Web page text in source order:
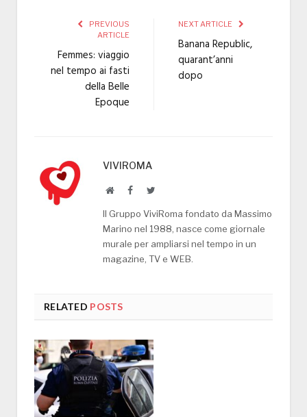
PREVIOUS
ARTICLE
Femmes: viaggio
nel tempo ai fasti
della Belle
Epoque
NEXT ARTICLE
Banana Republic,
quarant’anni
dopo
VIVIROMA
WebsiteFacebookTwitter
Il Gruppo ViviRoma fondato da Massimo
Marino nel 1988, nasce come giornale
murale per ampliarsi nel tempo in un
magazine, TV e WEB.
RELATED POSTS